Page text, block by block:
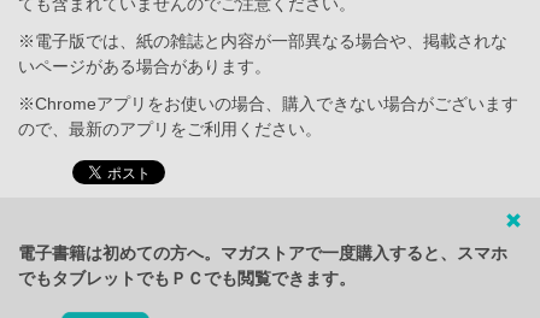
※電子版では、紙の雑誌と内容が一部異なる場合や、掲載されな
いページがある場合があります。
※Chromeアプリをお使いの場合、購入できない場合がございます
ので、最新のアプリをご利用ください。
電子書籍は初めての方へ。マガストアで一度購入すると、スマホ
でもタブレットでもＰＣでも閲覧できます。